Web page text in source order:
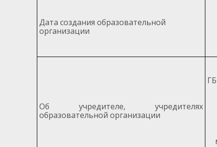
Дата создания образовательной
организации
Об учредителе, учредителях
образовательной организации